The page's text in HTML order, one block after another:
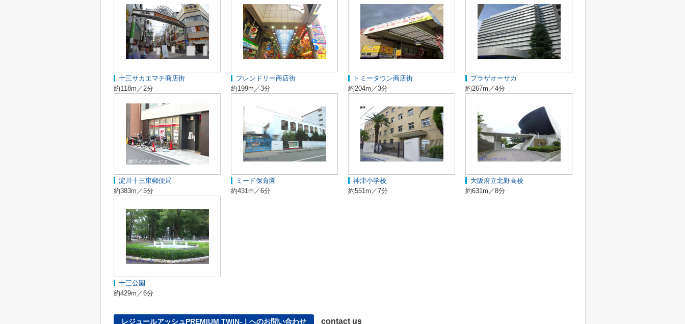
十三サカエマチ商店街
約118m／2分
フレンドリー商店街
約199m／3分
トミータウン商店街
約204m／3分
プラザオーサカ
約267m／4分
淀川十三東郵便局
約383m／5分
ミード保育園
約431m／6分
神津小学校
約551m／7分
大阪府立北野高校
約631m／8分
十三公園
約429m／6分
レジュールアッシュPREMIUM TWIN-Ⅰへのお問い合わせ contact us